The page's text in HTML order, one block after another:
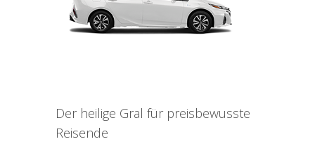
Der heilige Gral für preisbewusste
Reisende